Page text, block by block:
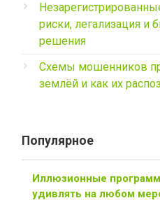
риски, легализация и
решения
Схемы мошенников
землёй и как их
Популярное
Иллюзионные
удивлять на любом